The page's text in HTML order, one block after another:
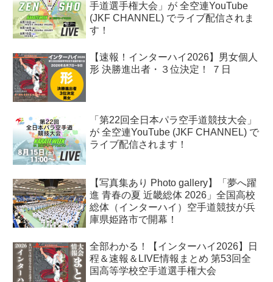
手道選手権大会」が 全空連YouTube
(JKF CHANNEL) でライブ配信されま
す！
【速報！インターハイ2026】男女個人
形 決勝進出者・３位決定！ ７日
「第22回全日本パラ空手道競技大会」
が 全空連YouTube (JKF CHANNEL) で
ライブ配信されます！
【写真集あり Photo gallery】「夢へ躍
進 青春の夏 近畿総体 2026」全国高校
総体（インターハイ）空手道競技が兵
庫県姫路市で開幕！
全部わかる！【インターハイ2026】日
程＆速報＆LIVE情報まとめ 第53回全
国高等学校空手道選手権大会